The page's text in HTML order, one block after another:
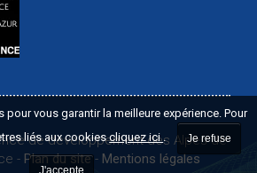
de développement des Alpes de
- Plan du site- Mentions légales
vous garantir la meilleure expérience. Pour
liés aux cookiescliquez ici. Je refuse
J'accepte